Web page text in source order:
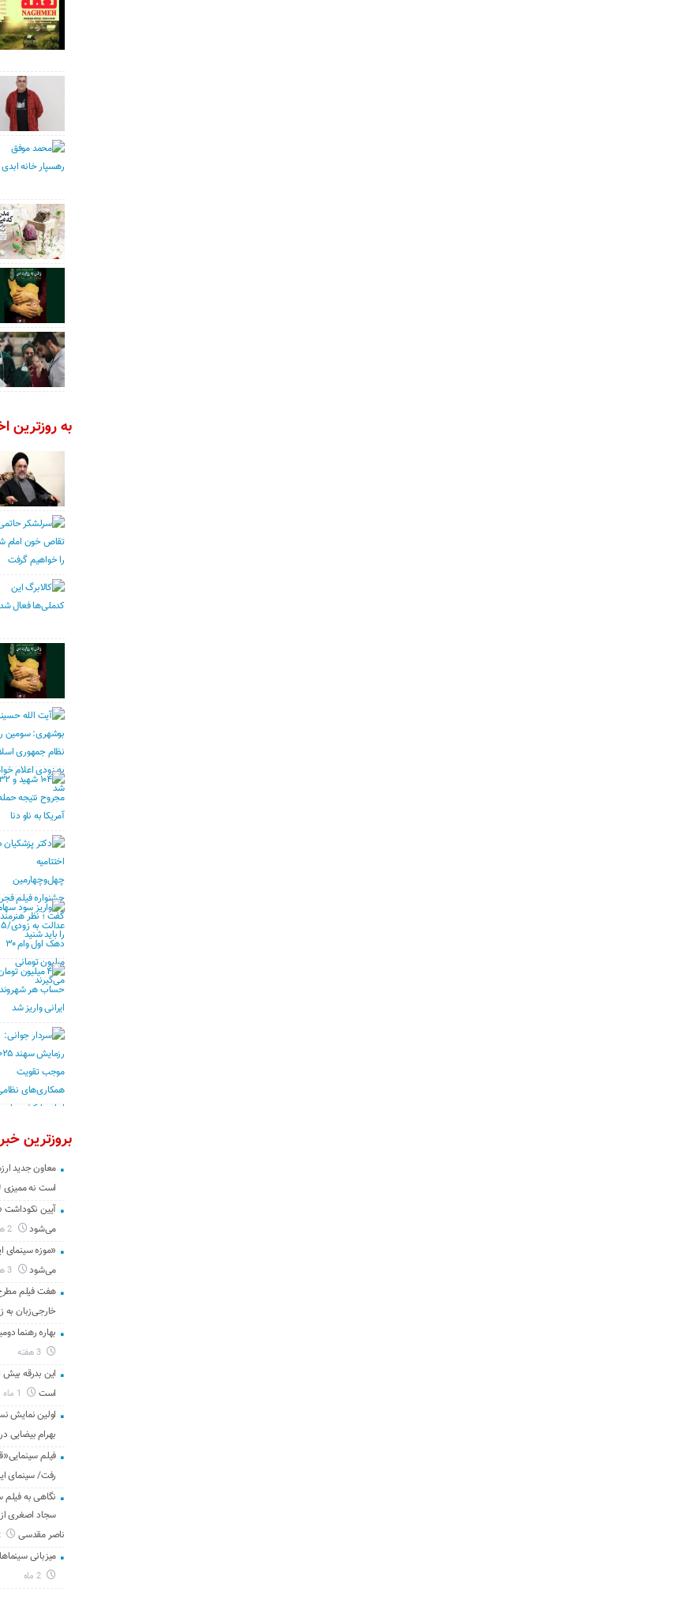
به روزترین
بروزترین
معاون جدید
است نه ممیزی
آیین نکوداشت
می‌شود
2 هفته
«موزه سینمای
می‌شود
3 هفته
هفت فیلم مطرح
خارجی‌زبان
بهاره رهنما
3 هفته
این بدرقه بیش
است
اولین
بهرام بیضایی
فیلم
رفت/ سینمای
نگاهی به فیلم
سجاد اصغری از
ناصر مقدسی
2 ماه
میزبانی سینماها از ۳۰۰ هزار مخاطب در
2 ماه